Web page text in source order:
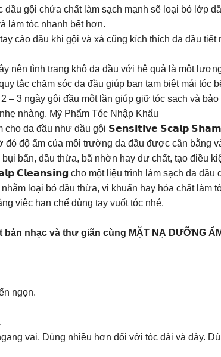
gội chứa chất làm sạch mạnh sẽ loại bỏ lớp
làm tóc nhanh bết hơn.
cào đầu khi gội và xả cũng kích thích da đầu
nên tình trạng khô da đầu với hệ quả là một
tắc chăm sóc da đầu giúp bạn tạm biệt mái tóc
– 3 ngày gội đầu một lần giúp giữ tóc sạch và
nhàng. Mỹ Phẩm Tóc Nhập Khẩu
cho da đầu như dầu gội 𝗦𝗲𝗻𝘀𝗶𝘁𝗶𝘃𝗲 𝗦𝗰𝗮𝗹𝗽
độ ẩm của môi trường da đầu được cân bằng
bẩn, dầu thừa, bã nhờn hay dư chất, tạo điều
𝗖𝗹𝗲𝗮𝗻𝘀𝗶𝗻𝗴 cho một liệu trình làm sạch da đầu
loại bỏ dầu thừa, vi khuẩn hay hóa chất làm
việc hạn chế dùng tay vuốt tóc nhé.
bản nhạc và thư giãn cùng MẶT NẠ DƯỠNG
ngọn.
vai. Dùng nhiều hơn đối với tóc dài và dày.